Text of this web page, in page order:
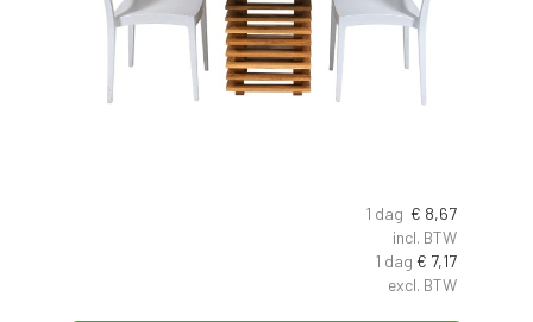
1 dag € 8,67
incl. BTW
1 dag € 7,17
excl. BTW